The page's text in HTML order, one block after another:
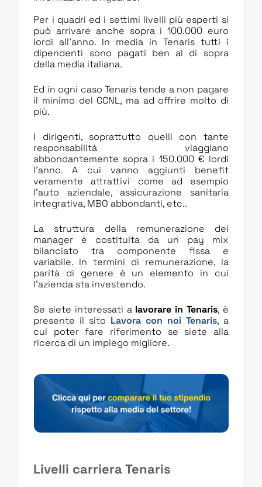
Per i quadri ed i settimi livelli più esperti si
può arrivare anche sopra i 100.000 euro
lordi all’anno. In media in Tenaris tutti i
dipendenti sono pagati ben al di sopra
della media italiana.
Ed in ogni caso Tenaris tende a non pagare
il minimo del CCNL, ma ad offrire molto di
più.
I dirigenti, soprattutto quelli con tante
responsabilità viaggiano
abbondantemente sopra i 150.000 € lordi
l’anno. A cui vanno aggiunti benefit
veramente attrattivi come ad esempio
l’auto aziendale, assicurazione sanitaria
integrativa, MBO abbondanti, etc..
La struttura della remunerazione dei
manager è costituita da un pay mix
bilanciato tra componente fissa e
variabile. In termini di remunerazione, la
parità di genere è un elemento in cui
l’azienda sta investendo.
Se siete interessati a lavorare in Tenaris, è
presente il sito Lavora con noi Tenaris, a
cui poter fare riferimento se siete alla
ricerca di un impiego migliore.
Livelli carrieraTenaris